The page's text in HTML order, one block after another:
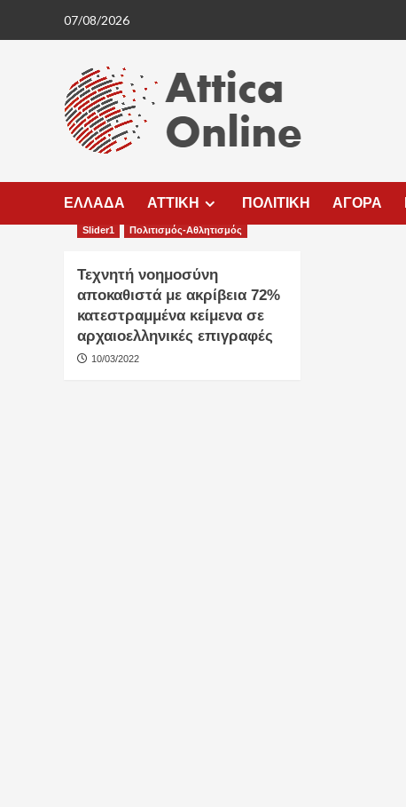
07/08/2026
ΕΛΛΑΔΑ ΑΤΤΙΚΗ ΠΟΛΙΤΙΚΗ ΑΓΟΡΑ
Slider1 Πολιτισμός-Αθλητισμός
Τεχνητή νοημοσύνη
αποκαθιστά με ακρίβεια 72%
κατεστραμμένα κείμενα σε
αρχαιοελληνικές επιγραφές
10/03/2022